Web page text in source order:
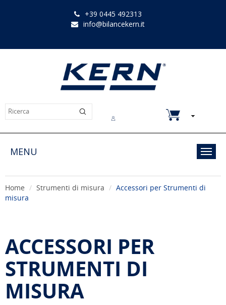
+39 0445 492313
info@bilancekern.it
MENU
Home Strumenti di misura
Accessori per Strumenti di
misura
ACCESSORI PER
STRUMENTI DI
MISURA